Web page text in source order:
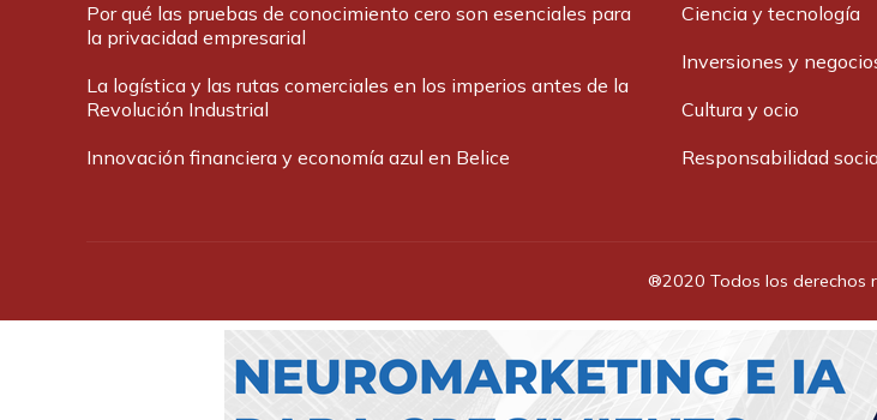
Por qué las pruebas de conocimiento cero son esenciales para
la privacidad empresarial
La logística y las rutas comerciales en los imperios antes de la
Revolución Industrial
Innovación financiera y economía azul en Belice
Ciencia y tecnología
Inversiones y
Cultura y ocio
Responsabilidad
®2020 Todos los derechos